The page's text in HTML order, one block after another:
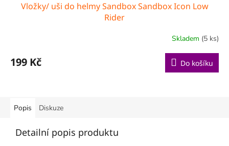
Vložky/ uši do helmy Sandbox Sandbox Icon Low
Rider
Skladem (5 ks)
199 Kč Do košíku
Popis Diskuze
Detailní popis produktu